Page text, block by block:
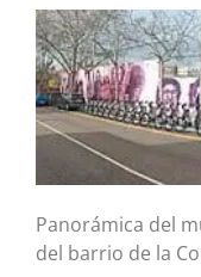
Panorámica del
del barrio de la